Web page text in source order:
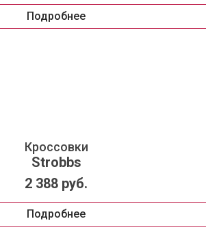
Подробнее
Кроссовки
Strobbs
2 388 руб.
Подробнее